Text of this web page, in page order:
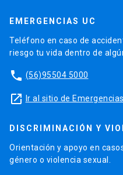
EMERGENCIAS UC
Teléfono en caso de
riesgo tu vida dentro de
phone (56)95504 5000
launch Ir al sitio de Emergencias
DISCRIMINACIÓN Y
Orientación y apoyo en
género o violencia sexual.